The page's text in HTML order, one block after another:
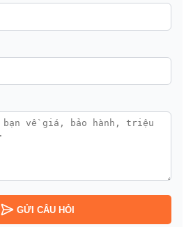
GỬI CÂU HỎI